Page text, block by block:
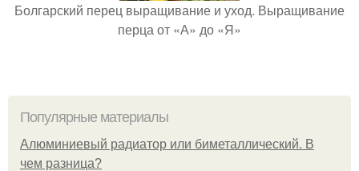
Болгарский перец выращивание и уход. Выращивание
перца от «А» до «Я»
Популярные материалы
Алюминиевый радиатор или биметаллический. В
чем разница?